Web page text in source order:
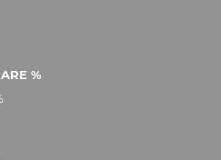
%